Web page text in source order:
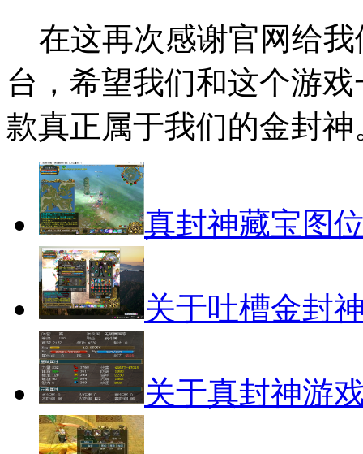
在这再次感谢官网给我
台，希望我们和这个游
款真正属于我们的金封神
真封神藏宝图
关于吐槽金封
关于真封神游